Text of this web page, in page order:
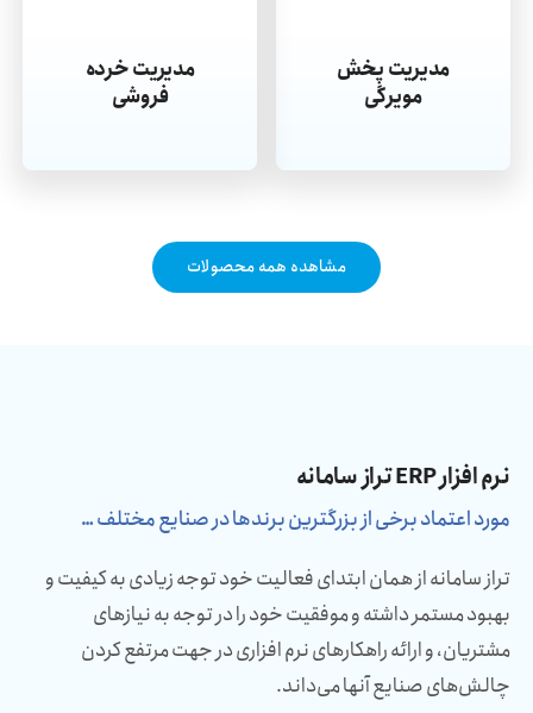
مدیریت پخش
مویرگی
مدیریت خرده
فروشی
مشاهده همه محصولات
نرم افزار ERP تراز سامانه
مورد اعتماد برخی از بزرگترین برندها در صنایع مختلف …
تراز سامانه از همان ابتدای فعالیت خود توجه زیادی به کیفیت و
بهبود مستمر داشته و موفقیت خود را در توجه به نیازهای
مشتریان، و ارائه راهکارهای نرم افزاری در جهت مرتفع کردن
چالش‌های صنایع آنها می‌داند.